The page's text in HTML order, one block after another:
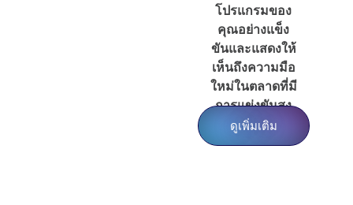
โปรแกรมของ
คุณอย่างแข็ง
ขันและแสดงให้
เห็นถึงความมือ
ใหม่ในตลาดที่มี
การแข่งขันสูง
ดูเพิ่มเติม